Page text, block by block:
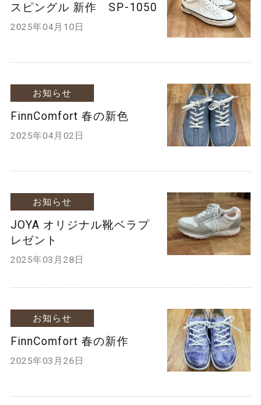
スピングル 新作 SP-1050
2025年04月10日
お知らせ
FinnComfort 春の新色
2025年04月02日
お知らせ
JOYA オリジナル靴ベラプ
レゼント
2025年03月28日
お知らせ
FinnComfort 春の新作
2025年03月26日